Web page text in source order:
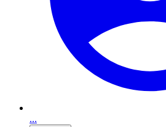
...